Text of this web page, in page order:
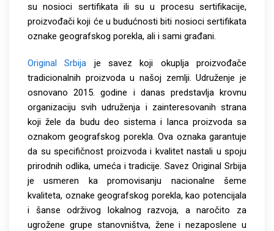
su nosioci sertifikata ili su u procesu sertifikacije,
proizvođači koji će u budućnosti biti nosioci sertifikata
oznake geografskog porekla, ali i sami građani.
Original Srbija je savez koji okuplja proizvođače
tradicionalnih proizvoda u našoj zemlji. Udruženje je
osnovano 2015. godine i danas predstavlja krovnu
organizaciju svih udruženja i zainteresovanih strana
koji žele da budu deo sistema i lanca proizvoda sa
oznakom geografskog porekla. Ova oznaka garantuje
da su specifičnost proizvoda i kvalitet nastali u spoju
prirodnih odlika, umeća i tradicije. Savez Original Srbija
je usmeren ka promovisanju nacionalne šeme
kvaliteta, oznake geografskog porekla, kao potencijala
i šanse održivog lokalnog razvoja, a naročito za
ugrožene grupe stanovništva, žene i nezaposlene u